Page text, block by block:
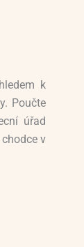
k
Poučte
úřad
v